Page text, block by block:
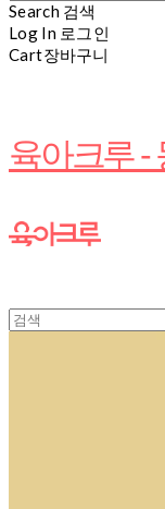
Search 검색
Log In 로그인
Cart장바구니
육아크루 -